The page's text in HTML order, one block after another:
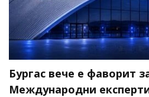
Бургас вече е фаворит
Международни